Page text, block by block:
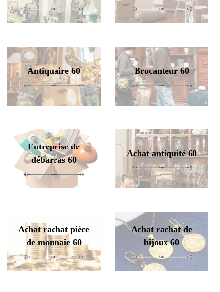
Antiquaire 60 Brocanteur 60
Entreprise de
débarras 60
Achat antiquité 60
Achat rachat pièce
de monnaie 60
Achat rachat de
bijoux 60